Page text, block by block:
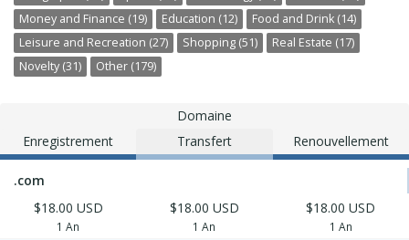
Money and Finance (19)
Education (12)
Food and Drink (14)
Leisure and Recreation (27)
Shopping (51)
Real Estate (17)
Novelty (31)
Other (179)
Domaine
Enregistrement
Transfert Renouvellement
.com
$18.00 USD
1 An
$18.00 USD
1 An
$18.00 USD
1 An